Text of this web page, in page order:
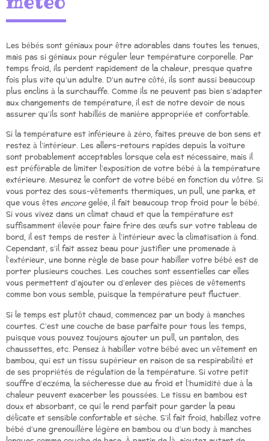
Les bébés sont géniaux pour être adorables dans toutes les tenues,
mais pas si géniaux pour réguler leur température corporelle. Par
temps froid, ils perdent rapidement de la chaleur, presque quatre
fois plus vite qu’un adulte. D’un autre côté, ils sont aussi beaucoup
plus enclins à la surchauffe. Comme ils ne peuvent pas bien s’adapter
aux changements de température, il est de notre devoir de nous
assurer qu’ils sont habillés de manière appropriée et confortable.
Si la température est inférieure à zéro, faites preuve de bon sens et
restez à l’intérieur. Les allers-retours rapides depuis la voiture
sont probablement acceptables lorsque cela est nécessaire, mais il
est préférable de limiter l’exposition de votre bébé à la température
extérieure. Mesurez le confort de votre bébé en fonction du vôtre. Si
vous portez des sous-vêtements thermiques, un pull, une parka, et
que vous êtes encoregelée, il fait beaucoup trop froid pour le bébé.
Si vous vivez dans un climat chaud et que la température est
suffisamment élevée pour faire frire des œufs sur votre tableau de
bord, il est temps de rester à l’intérieur avec la climatisation à fond.
Cependant, s’il fait assez beau pour justifier une promenade à
l’extérieur, une bonne règle de base pour habiller votre bébé est de
porter plusieurs couches. Les couches sont essentielles car elles
vous permettent d’ajouter ou d’enlever des pièces de vêtements
comme bon vous semble, puisque la température peut fluctuer.
Si le temps est plutôt chaud, commencez par un body à manches
courtes. C’est une couche de base parfaite pour tous les temps,
puisque vous pouvez toujours ajouter un pull, un pantalon, des
chaussettes, etc. Pensez à habiller votre bébé avec un vêtement en
bambou, qui est un tissu supérieur en raison de sa respirabilité et
de ses propriétés de régulation de la température. Si votre petit
souffre d’eczéma, la sécheresse due au froid et l’humidité due à la
chaleur peuvent exacerber les poussées. Le tissu en bambou est
doux et absorbant, ce qui le rend parfait pour garder la peau
délicate et sensible confortable et sèche. S’il fait froid, habillez votre
bébé d’une grenouillère légère en bambou ou d’un body à manches